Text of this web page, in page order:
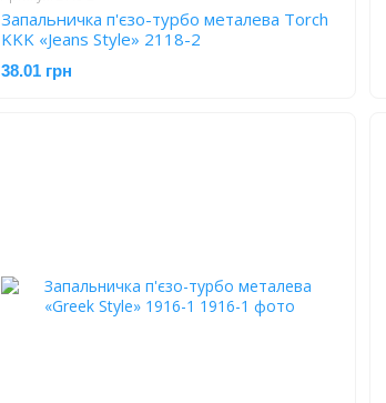
Запальничка п'єзо-турбо металева Torch
KKK «Jeans Style» 2118-2
38.01 грн